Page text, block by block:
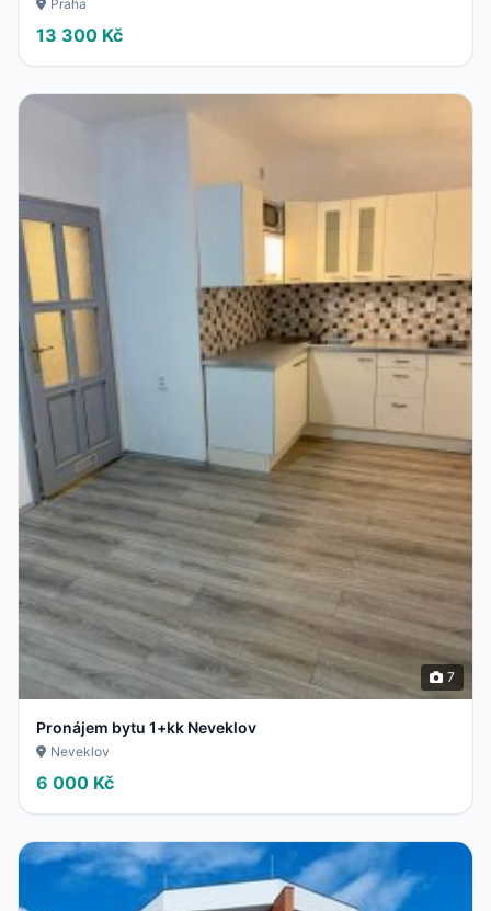
Praha
13 300 Kč
7
Pronájem bytu 1+kk Neveklov
Neveklov
6 000 Kč